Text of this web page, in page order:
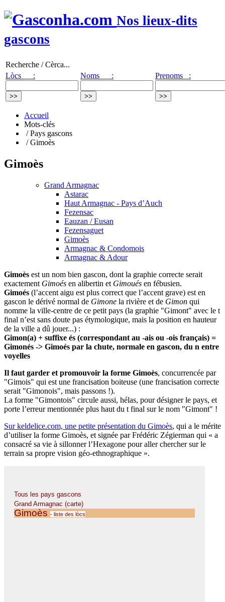
Nos lieux-dits
gascons
Recherche / Cèrca...
Lòcs :
Noms : Prenoms :
Accueil
Mots-clés
/ Pays gascons
/ Gimoès
Gimoès
Grand Armagnac
Astarac
Haut Armagnac - Pays d’Auch
Fezensac
Eauzan / Eusan
Fezensaguet
Gimoès
Armagnac & Condomois
Armagnac & Adour
Gimoès est un nom bien gascon, dont la graphie correcte serait
exactement Gimoés en alibertin et Gimoués en fébusien.
Gimoés (l’accent aigu est plus correct que l’accent grave) est en
gascon le dérivé normal de Gimone la rivière et de Gimon qui
nomme la ville-centre de ce petit pays (la graphie "Gimont" avec le t
final n’est sans doute pas étymologique, mais la position en hauteur
de la ville a dû jouer...) :
Gimon(a) + suffixe és (correspondant au -ais ou -ois français) =
Gimonés -> Gimoés par la chute, normale en gascon, du n entre
voyelles
Il faut garder et promouvoir la forme Gimoès, concurrencée par
"Gimois" qui est une francisation boiteuse (une francisation correcte
serait "Gimonois", mais passons !).
La forme "Gimontois" circule aussi, hélas, pour désigner le pays, et
porte l’erreur mentionnée plus haut du t final sur le nom "Gimont" !
Sur keldelice.com, une petite présentation du Gimoès, qui a le mérite
d’utiliser la forme Gimoès, et signée par Frédéric Zégierman qui « a
consacré sa vie à sillonner l’Hexagone pour aller chercher sur le
terrain sa propre vision géo-ethnographique ».